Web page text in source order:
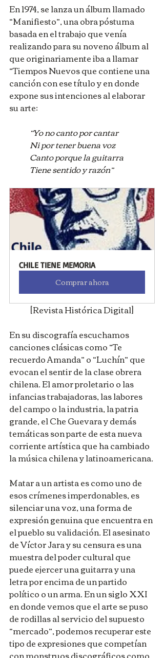
En 1974, se lanza un álbum llamado
“Manifiesto”, una obra póstuma
basada en el trabajo que venía
realizando para su noveno álbum al
que originariamente iba a llamar
“Tiempos Nuevos que contiene una
canción con ese título y en donde
expone sus intenciones al elaborar
su arte:
“Yo no canto por cantar
Ni por tener buena voz
Canto porque la guitarra
Tiene sentido y razón”
CHILE TIENE MEMORIA
Comprar ahora
[Revista Histórica Digital]
En su discografía escuchamos
canciones clásicas como “Te
recuerdo Amanda” o “Luchín” que
evocan el sentir de la clase obrera
chilena. El amor proletario o las
infancias trabajadoras, las labores
del campo o la industria, la patria
grande, el Che Guevara y demás
temáticas son parte de esta nueva
corriente artística que ha cambiado
la música chilena y latinoamericana.
Matar a un artista es como uno de
esos crímenes imperdonables, es
silenciar una voz, una forma de
expresión genuina que encuentra en
el pueblo su validación. El asesinato
de Víctor Jara y su censura es una
muestra del poder cultural que
puede ejercer una guitarra y una
letra por encima de un partido
político o un arma. En un siglo XXI
en donde vemos que el arte se puso
de rodillas al servicio del supuesto
“mercado”, podemos recuperar este
tipo de expresiones que competían